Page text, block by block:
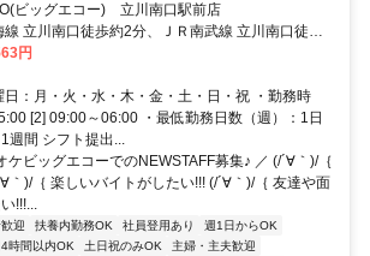
ビッグエコー) 立川南口駅前店
線 立川南口徒歩約2分、ＪＲ南武線 立川南口徒歩
線 立川南口徒歩約2分
円
：月・火・水・木・金・土・日・祝 ・勤務時
[2] 09:00～06:00 ・最低勤務日数（週）：1日
週間 シフト提出...
ケビッグエコーでのNEWSTAFF募集♪ ／ (/´∀｀)/｛
｀)/｛ 楽しいバイトがしたい!!! (/´∀｀)/｛ 友達や面
!!!...
迎 扶養内勤務OK 社員登用あり
週1日からOK
時間以内OK 土日祝のみOK
主婦・主夫歓迎